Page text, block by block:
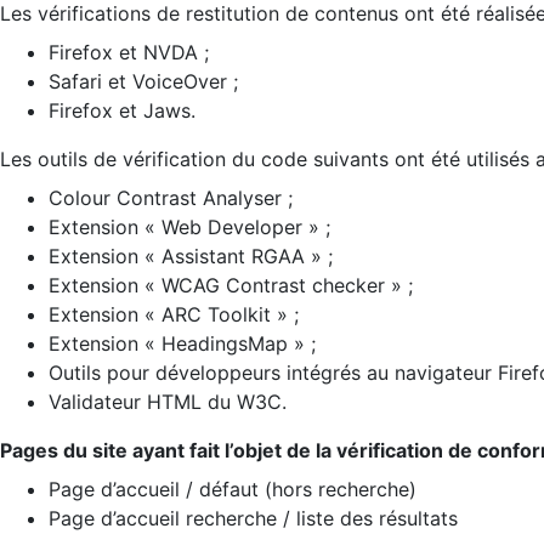
Les vérifications de restitution de contenus ont été
Firefox et NVDA ;
Safari et VoiceOver ;
Firefox et Jaws.
Les outils de vérification du code suivants ont été utilisés
Colour Contrast Analyser ;
Extension « Web Developer » ;
Extension « Assistant RGAA » ;
Extension « WCAG Contrast checker » ;
Extension « ARC Toolkit » ;
Extension « HeadingsMap » ;
Outils pour développeurs intégrés au navigateur
Validateur HTML du W3C.
Pages du site ayant fait l’objet de la vérification de
Page d’accueil / défaut (hors recherche)
Page d’accueil recherche / liste des résultats